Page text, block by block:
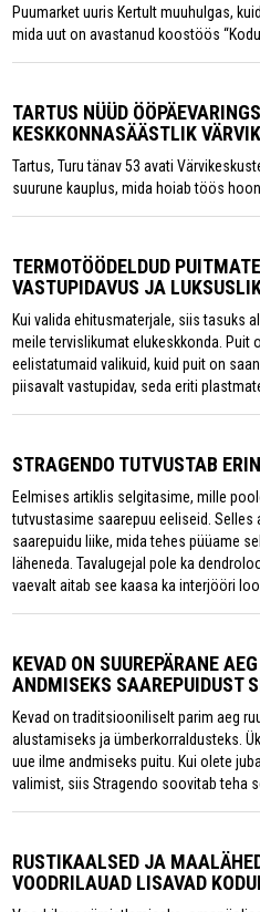
Puumarket uuris Kertult muuhulgas,
mida uut on avastanud koostöös
TARTUS NÜÜD
KESKKONNASÄÄSTLIK
Tartus, Turu tänav 53 avati
suurune kauplus, mida hoiab töös
TERMOTÖÖDELDUD
VASTUPIDAVUS JA
Kui valida ehitusmaterjale, siis tasuks
meile tervislikumat elukeskkonda. Puit
eelistatumaid valikuid, kuid puit on
piisavalt vastupidav, seda eriti
STRAGENDO TUTVUSTAB
Eelmises artiklis selgitasime, mille
tutvustasime saarepuu eeliseid. Selles
saarepuidu liike, mida tehes püüame
läheneda. Tavalugejal pole ka
vaevalt aitab see kaasa ka interjööri
KEVAD ON SUUREPÄRANE
ANDMISEKS SAAREPUIDUST
Kevad on traditsiooniliselt parim aeg
alustamiseks ja ümberkorraldusteks.
uue ilme andmiseks puitu. Kui olete
valimist, siis Stragendo soovitab teha
RUSTIKAALSED JA
VOODRILAUAD LISAVAD